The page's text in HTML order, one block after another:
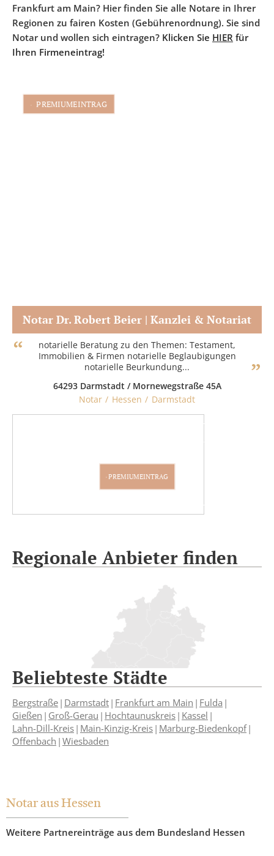
Frankfurt am Main? Hier finden Sie alle Notare in Ihrer
Regionen zu fairen Kosten (Gebührenordnung). Sie sind
Notar und wollen sich eintragen? Klicken Sie HIER für
Ihren Firmeneintrag!
PREMIUMEINTRAG
Notar Dr. Robert Beier | Kanzlei & Notariat
notarielle Beratung zu den Themen: Testament,
Immobilien & Firmen notarielle Beglaubigungen
notarielle Beurkundung...
64293 Darmstadt / Mornewegstraße 45A
Notar
Hessen Darmstadt
PARTNER WERDEN
PREMIUMEINTRAG
Regionale Anbieter finden
Beliebteste Städte
Bergstraße Darmstadt Frankfurt am Main Fulda
Gießen Groß-Gerau Hochtaunuskreis Kassel
Lahn-Dill-Kreis Main-Kinzig-Kreis Marburg-Biedenkopf
Offenbach Wiesbaden
Notar aus Hessen
Weitere Partnereinträge aus dem Bundesland Hessen